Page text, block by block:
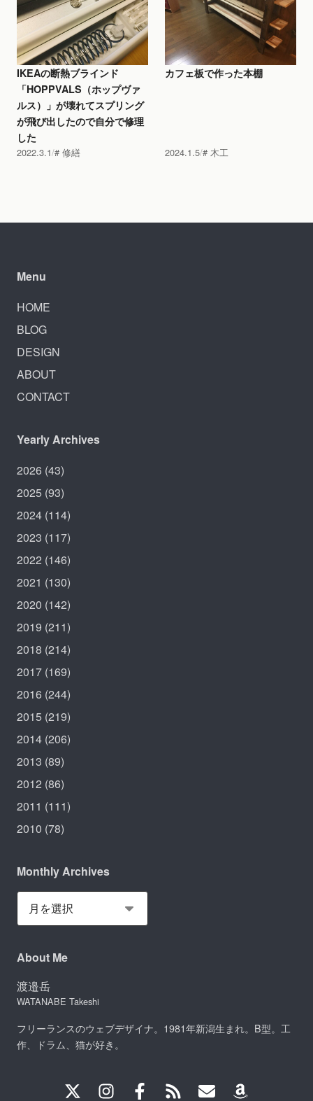
IKEAの断熱ブラインド
「HOPPVALS（ホップヴァ
ルス）」が壊れてスプリング
が飛び出したので自分で修理
した
2022.3.1 修繕
カフェ板で作った本棚
2024.1.5 木工
Menu
HOME
BLOG
DESIGN
ABOUT
CONTACT
Yearly Archives
2026 (43)
2025 (93)
2024 (114)
2023 (117)
2022 (146)
2021 (130)
2020 (142)
2019 (211)
2018 (214)
2017 (169)
2016 (244)
2015 (219)
2014 (206)
2013 (89)
2012 (86)
2011 (111)
2010 (78)
Monthly Archives
About Me
渡邉岳
WATANABE Takeshi
フリーランスのウェブデザイナ。1981年新潟生まれ。B型。工
作、ドラム、猫が好き。